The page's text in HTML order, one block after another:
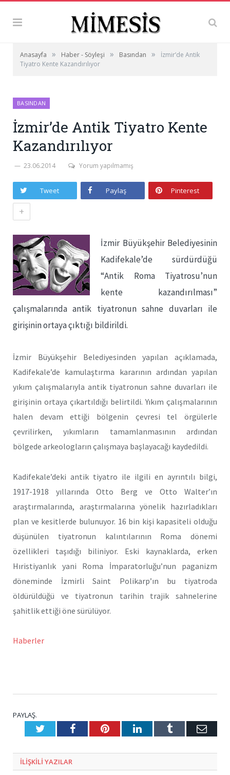
Anasayfa » Haber - Söyleşi » Basından »
İzmir’de Antik
Tiyatro Kente Kazandırılıyor
BASINDAN
İzmir’de Antik Tiyatro Kente
Kazandırılıyor
23.06.2014 Yorum yapılmamış
Tweet Paylaş Pinterest
+
İzmir Büyükşehir Belediyesinin
Kadifekale’de sürdürdüğü
“Antik Roma Tiyatrosu’nun
kente kazandırılması”
çalışmalarında antik tiyatronun sahne duvarları ile
girişinin ortaya çıktığı bildirildi.
İzmir Büyükşehir Belediyesinden yapılan açıklamada,
Kadifekale’de kamulaştırma kararının ardından yapılan
yıkım çalışmalarıyla antik tiyatronun sahne duvarları ile
girişinin ortaya çıkartıldığı belirtildi. Yıkım çalışmalarının
halen devam ettiği bölgenin çevresi tel örgülerle
çevrilirken, yıkımların tamamlanmasının ardından
bölgede arkeologların çalışmaya başlayacağı kaydedildi.
Kadifekale’deki antik tiyatro ile ilgili en ayrıntılı bilgi,
1917-1918 yıllarında Otto Berg ve Otto Walter’ın
araştırmalarında, araştırmalarına yönelik hazırladıkları
plan ve kesitlerde bulunuyor. 16 bin kişi kapasiteli olduğu
düşünülen tiyatronun kalıntılarının Roma dönemi
özellikleri taşıdığı biliniyor. Eski kaynaklarda, erken
Hıristiyanlık yani Roma İmparatorluğu’nun paganizm
döneminde İzmirli Saint Polikarp’ın bu tiyatroda
öldürüldüğü ve tiyatronun tarihin trajik sahnelerine
şahitlik ettiği öne sürülüyor.
Haberler
PAYLAŞ.
TwitterFacebookPinterestLinkedInTumblr E-
ILIŞKILI YAZILAR